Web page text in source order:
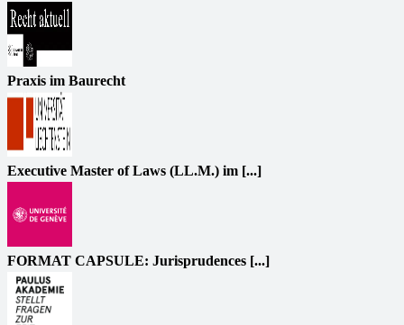
Praxis im Baurecht
Executive Master of Laws (LL.M.) im [...]
FORMAT CAPSULE: Jurisprudences [...]